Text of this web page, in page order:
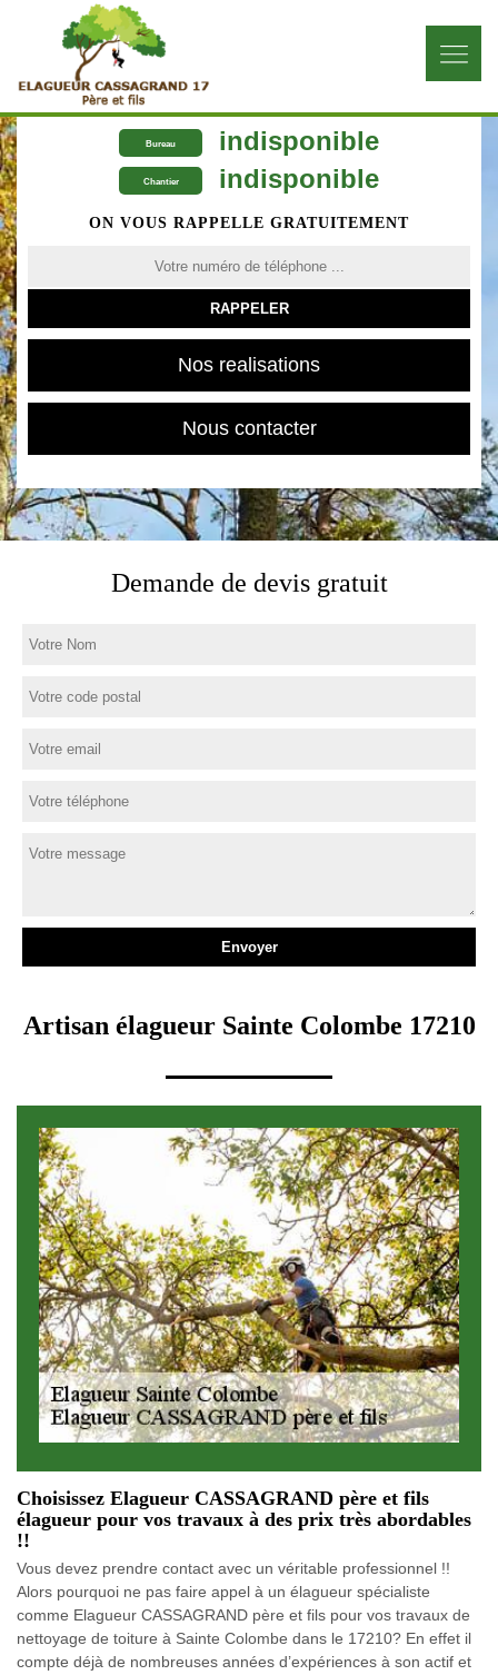
Bureau indisponible
Chantier indisponible
ON VOUS RAPPELLE GRATUITEMENT
Nos realisations
Nous contacter
Demande de devis gratuit
Artisan élagueur Sainte Colombe 17210
Choisissez Elagueur CASSAGRAND père et fils
élagueur pour vos travaux à des prix très abordables
!!
Vous devez prendre contact avec un véritable professionnel !!
Alors pourquoi ne pas faire appel à un élagueur spécialiste
comme Elagueur CASSAGRAND père et fils pour vos travaux de
nettoyage de toiture à Sainte Colombe dans le 17210? En effet il
compte déjà de nombreuses années d’expériences à son actif et